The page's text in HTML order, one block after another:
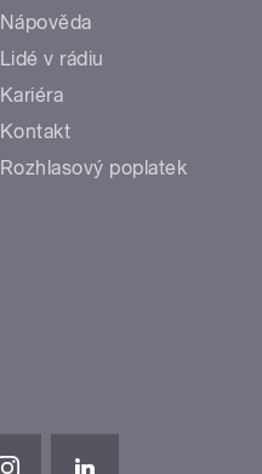
Nápověda
Lidé v rádiu
Kariéra
Kontakt
Rozhlasový poplatek